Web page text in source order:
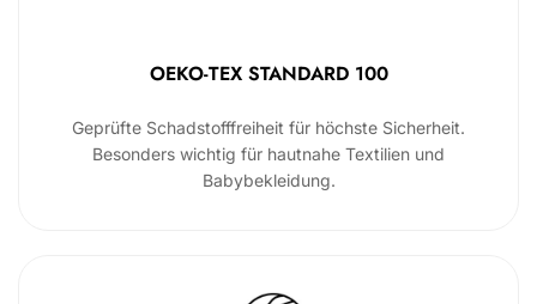
OEKO-TEX STANDARD 100
Geprüfte Schadstofffreiheit für höchste Sicherheit.
Besonders wichtig für hautnahe Textilien und
Babybekleidung.